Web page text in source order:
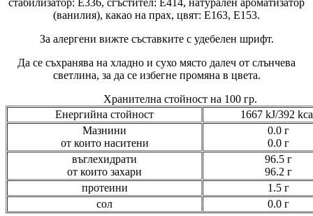
стабилизатор: E336, сгъстител: E414, натурален ароматизатор
(ванилия), какао на прах, цвят: E163, E153.
За алергени вижте съставките с удебелен шрифт.
Да се съхранява на хладно и сухо място далеч от слънчева
светлина, за да се избегне промяна в цвета.
Хранителна стойност на 100 гр.
Енергийна стойност
1667 kJ/392
Мазнини
от които наситени
0.0 г
0.0 г
въглехидрати
от които захари
96.5 г
96.2 г
протеини
1.5 г
сол
0.0 г